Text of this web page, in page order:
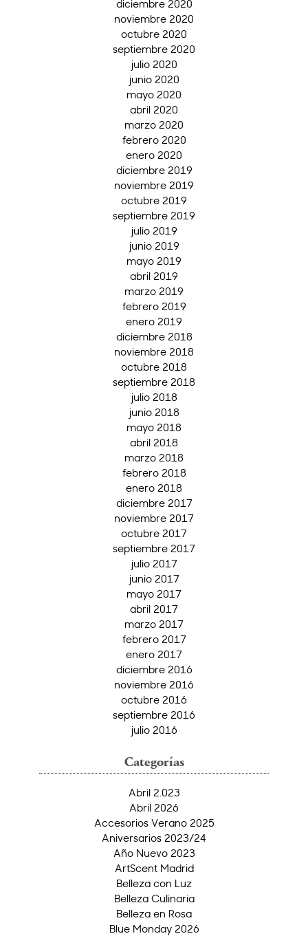
diciembre 2020
noviembre 2020
octubre 2020
septiembre 2020
julio 2020
junio 2020
mayo 2020
abril 2020
marzo 2020
febrero 2020
enero 2020
diciembre 2019
noviembre 2019
octubre 2019
septiembre 2019
julio 2019
junio 2019
mayo 2019
abril 2019
marzo 2019
febrero 2019
enero 2019
diciembre 2018
noviembre 2018
octubre 2018
septiembre 2018
julio 2018
junio 2018
mayo 2018
abril 2018
marzo 2018
febrero 2018
enero 2018
diciembre 2017
noviembre 2017
octubre 2017
septiembre 2017
julio 2017
junio 2017
mayo 2017
abril 2017
marzo 2017
febrero 2017
enero 2017
diciembre 2016
noviembre 2016
octubre 2016
septiembre 2016
julio 2016
Categorías
Abril 2.023
Abril 2026
Accesorios Verano 2025
Aniversarios 2023/24
Año Nuevo 2023
ArtScent Madrid
Belleza con Luz
Belleza Culinaria
Belleza en Rosa
Blue Monday 2026